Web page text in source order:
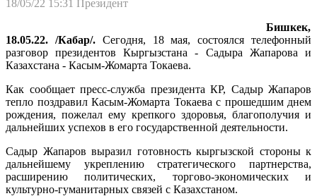
18/05/22 15:31 Президент
Бишкек,
18.05.22. /Кабар/.Сегодня, 18 мая, состоялся телефонный
разговор президентов Кыргызстана - Садыра Жапарова и
Казахстана - Касым-Жомарта Токаева.
Как сообщает пресс-служба президента КР, Садыр Жапаров
тепло поздравил Касым-Жомарта Токаева с прошедшим днем
рождения, пожелал ему крепкого здоровья, благополучия и
дальнейших успехов в его государственной деятельности.
Садыр Жапаров выразил готовность кыргызской стороны к
дальнейшему укреплению стратегического партнерства,
расширению политических, торгово-экономических и
культурно-гуманитарных связей с Казахстаном.